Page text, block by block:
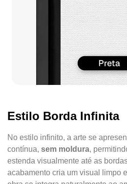
Estilo Borda Infinita
No estilo infinito, a arte se
contínua, sem moldura,
estenda visualmente até as
acabamento cria um visual limpo